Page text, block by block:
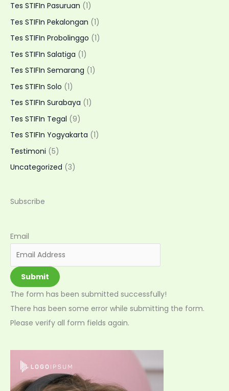
Tes STIFIn Pasuruan (1)
Tes STIFIn Pekalongan (1)
Tes STIFIn Probolinggo (1)
Tes STIFIn Salatiga (1)
Tes STIFIn Semarang (1)
Tes STIFIn Solo (1)
Tes STIFIn Surabaya (1)
Tes STIFIn Tegal (9)
Tes STIFIn Yogyakarta (1)
Testimoni (5)
Uncategorized (3)
Subscribe
Email
Submit
The form has been submitted successfully!
There has been some error while submitting the form.
Please verify all form fields again.